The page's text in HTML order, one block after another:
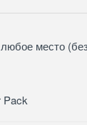
место
Pack